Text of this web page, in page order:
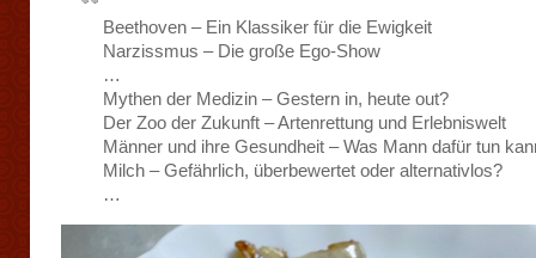
Beethoven – Ein Klassiker für die Ewigkeit
Narzissmus – Die große Ego-Show
…
Mythen der Medizin – Gestern in, heute out?
Der Zoo der Zukunft – Artenrettung und Erlebniswelt
Männer und ihre Gesundheit – Was Mann dafür tun
Milch – Gefährlich, überbewertet oder alternativlos?
…